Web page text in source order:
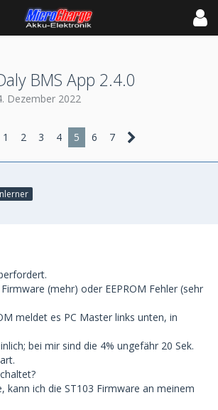
BMS App 2.4.0
Dezember 2022
1 2 3 4 5 6 7
(mehr) oder EEPROM Fehler (sehr
meldet es PC Master links unten, in
bei mir sind die 4% ungefähr 20 Sek.
kann ich die ST103 Firmware an meinem